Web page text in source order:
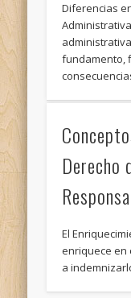
Diferencias
fundamento,
Derecho
El
enriquece en
a